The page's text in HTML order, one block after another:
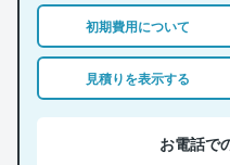
初期費用について
見積りを表示する
お電話で